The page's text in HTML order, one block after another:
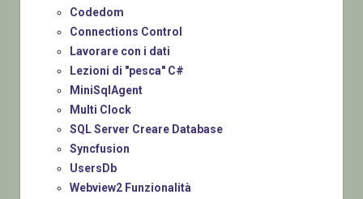
Codedom
Connections Control
Lavorare con i dati
Lezioni di "pesca" C#
MiniSqlAgent
Multi Clock
SQL Server Creare Database
Syncfusion
UsersDb
Webview2 Funzionalità